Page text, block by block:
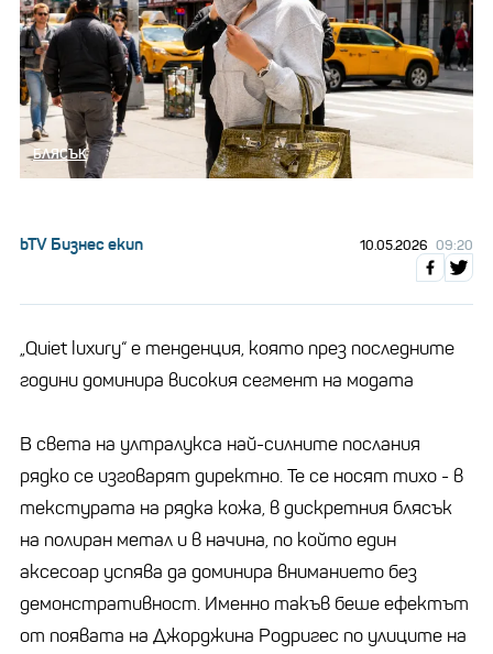
БЛЯСЪК
bTV Бизнес екип 10.05.2026 09:20
„Quiet luxury“ е тенденция, която през последните
години доминира високия сегмент на модата
В света на ултралукса най-силните послания
рядко се изговарят директно. Те се носят тихо - в
текстурата на рядка кожа, в дискретния блясък
на полиран метал и в начина, по който един
аксесоар успява да доминира вниманието без
демонстративност. Именно такъв беше ефектът
от появата на Джорджина Родригес по улиците на